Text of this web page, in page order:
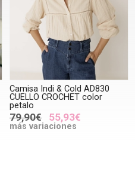
Camisa Indi & Cold AD830
CUELLO CROCHET color
petalo
79,90€ 55,93€
más variaciones